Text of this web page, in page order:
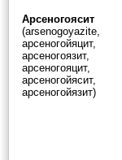
Арсеногоясит
(arsenogoyazite,
арсеногойяцит,
арсеногоязит,
арсеногояцит,
арсеногойясит,
арсеногойязит)